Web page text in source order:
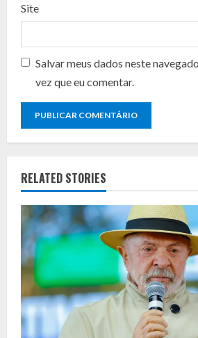
Site
Salvar meus dados neste
vez que eu comentar.
RELATED STORIES